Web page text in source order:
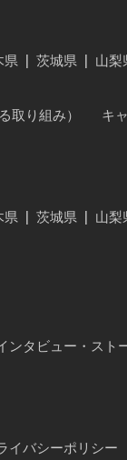
県 茨城県 山梨
取り組み）
キ
県 茨城県 山梨
ンタビュー・スト
イバシーポリシー